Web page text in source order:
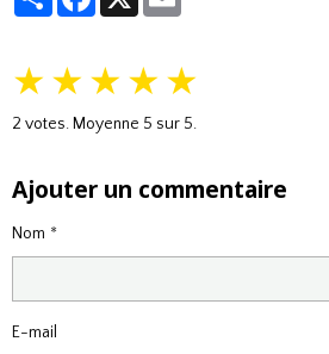
★ ★ ★ ★ ★
2 votes. Moyenne 5 sur 5.
Ajouter un commentaire
Nom
E-mail